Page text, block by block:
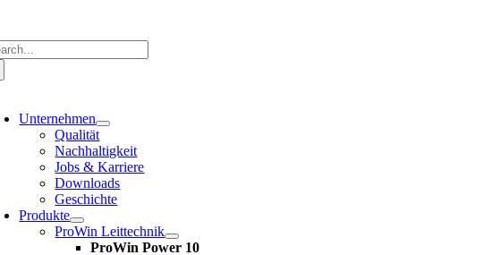
springen
Unternehmen
Qualität
Nachhaltigkeit
Jobs & Karriere
Downloads
Geschichte
Produkte
ProWin Leittechnik
ProWin Power 10